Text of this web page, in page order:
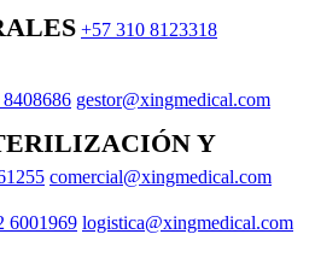
+57 310 8123318
gestor@xingmedical.com
Y
comercial@xingmedical.com
6001969 logistica@xingmedical.com